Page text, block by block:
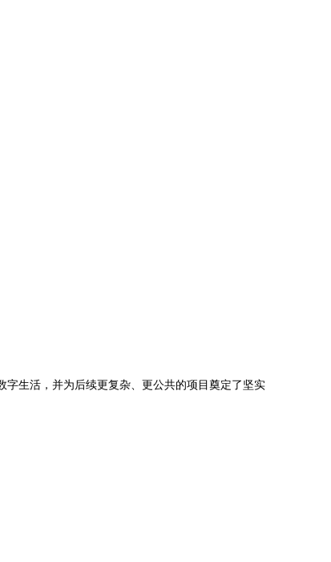
生活，并为后续更复杂、更公共的项目奠定了坚实